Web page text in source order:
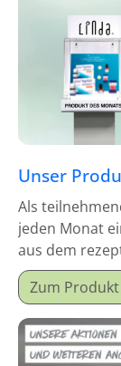
Unser
Als
jeden Monat
aus dem
gratis dazu.
Zum